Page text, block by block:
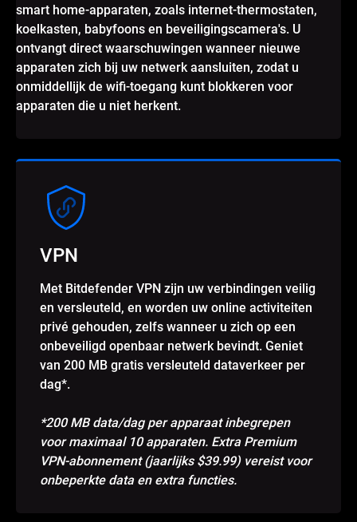
smart home-apparaten, zoals internet-thermostaten,
koelkasten, babyfoons en beveiligingscamera's. U
ontvangt direct waarschuwingen wanneer nieuwe
apparaten zich bij uw netwerk aansluiten, zodat u
onmiddellijk de wifi-toegang kunt blokkeren voor
apparaten die u niet herkent.
VPN
Met Bitdefender VPN zijn uw verbindingen veilig
en versleuteld, en worden uw online activiteiten
privé gehouden, zelfs wanneer u zich op een
onbeveiligd openbaar netwerk bevindt. Geniet
van 200 MB gratis versleuteld dataverkeer per
dag*.
*200 MB data/dag per apparaat inbegrepen
voor maximaal 10 apparaten. Extra Premium
VPN-abonnement (jaarlijks $39.99) vereist voor
onbeperkte data en extra functies.